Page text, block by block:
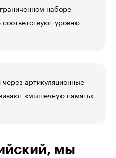
наборе
уровню
артикуляционные
«мышечную память»
мы